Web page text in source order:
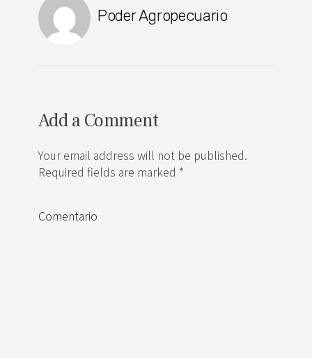
Poder Agropecuario
Add a Comment
Your email address will not be published.
Required fields are marked *
Comentario